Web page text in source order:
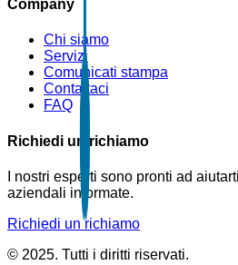
Company
Chi siamo
Servizi
Comunicati stampa
Contattaci
FAQ
Richiedi un richiamo
I nostri esperti sono pronti ad
aziendali informate.
Richiedi un richiamo
© 2025. Tutti i diritti riservati.